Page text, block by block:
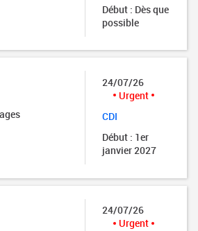
Début : Dès que
possible
24/07/26
Urgent
CDI
Début : 1er
janvier 2027
24/07/26
Urgent